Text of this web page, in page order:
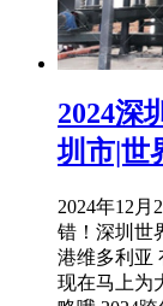
2024深
圳市|世
2024年12
错！深圳世
港维多利亚
现在马上为